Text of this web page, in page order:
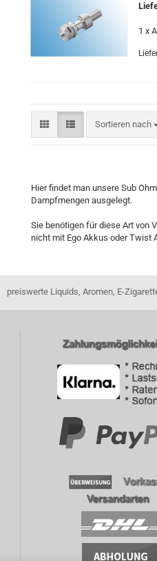
1 x
Sortieren nach
Hier findet man unsere Sub
Dampfmengen ausgelegt.
Sie benötigen für diese Art von
nicht mit Ego Akkus oder Twist
preiswerte Liquids, Aromen, E-